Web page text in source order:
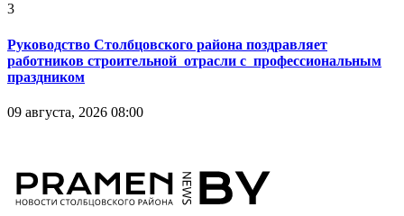
3
Руководство Столбцовского района поздравляет
работников строительной отрасли с профессиональным
праздником
09 августа, 2026 08:00